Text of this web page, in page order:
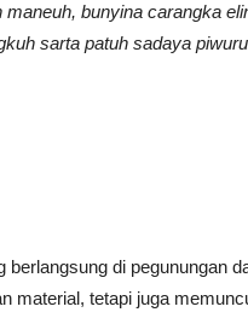
bunyina carangka
sarta patuh sadaya
berlangsung di pegunungan
material, tetapi juga